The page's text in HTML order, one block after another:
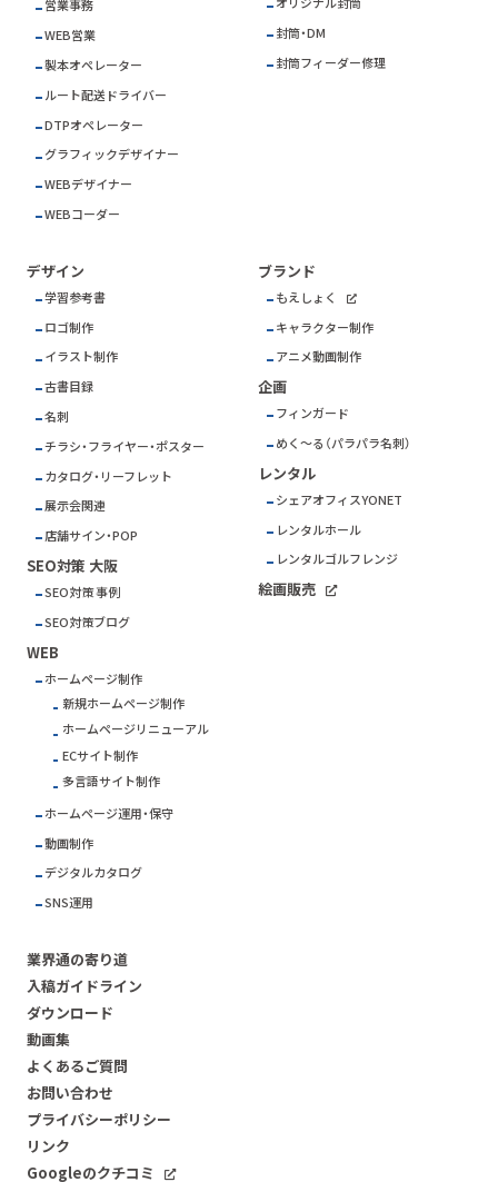
営業事務
WEB営業
製本オペレーター
ルート配送ドライバー
DTPオペレーター
グラフィックデザイナー
WEBデザイナー
WEBコーダー
封筒・DM
封筒フィーダー修理
デザイン
学習参考書
ロゴ制作
イラスト制作
古書目録
名刺
チラシ・フライヤー・ポスター
カタログ・リーフレット
展示会関連
店舗サイン・POP
SEO対策 大阪
SEO対策 事例
SEO対策ブログ
WEB
ホームページ制作
新規ホームページ制作
ホームページリニューアル
ECサイト制作
多言語サイト制作
ホームページ運用・保守
動画制作
デジタルカタログ
SNS運用
ブランド
もえしょく
キャラクター制作
アニメ動画制作
企画
フィンガード
めく～る（パラパラ名刺）
レンタル
シェアオフィスYONET
レンタルホール
レンタルゴルフレンジ
絵画販売
業界通の寄り道
入稿ガイドライン
ダウンロード
動画集
よくあるご質問
お問い合わせ
プライバシーポリシー
リンク
Googleのクチコミ